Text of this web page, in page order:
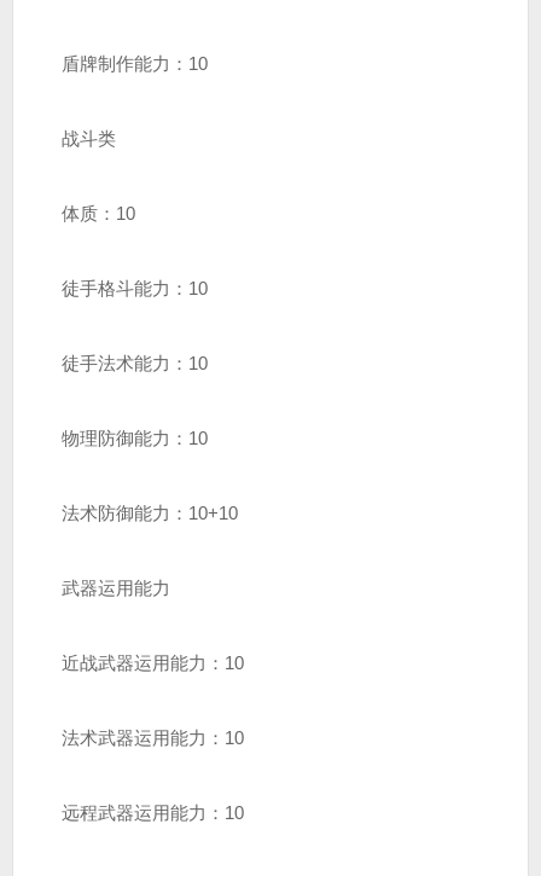
盾牌制作能力：10
战斗类
体质：10
徒手格斗能力：10
徒手法术能力：10
物理防御能力：10
法术防御能力：10+10
武器运用能力
近战武器运用能力：10
法术武器运用能力：10
远程武器运用能力：10